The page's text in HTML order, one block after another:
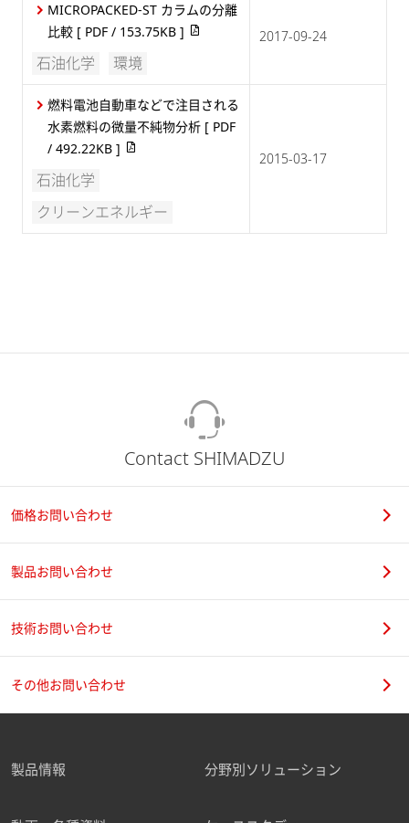
MICROPACKED-ST カラムの分離
比較 [ PDF / 153.75KB ]
石油化学 環境
2017-09-24
燃料電池自動車などで注目される
水素燃料の微量不純物分析 [ PDF
/ 492.22KB ]
石油化学
クリーンエネルギー
2015-03-17
Contact SHIMADZU
価格お問い合わせ
製品お問い合わせ
技術お問い合わせ
その他お問い合わせ
製品情報 分野別ソリューション